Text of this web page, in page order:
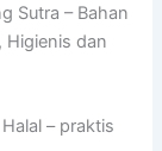
Sutra – Bahan
Higienis dan
– praktis